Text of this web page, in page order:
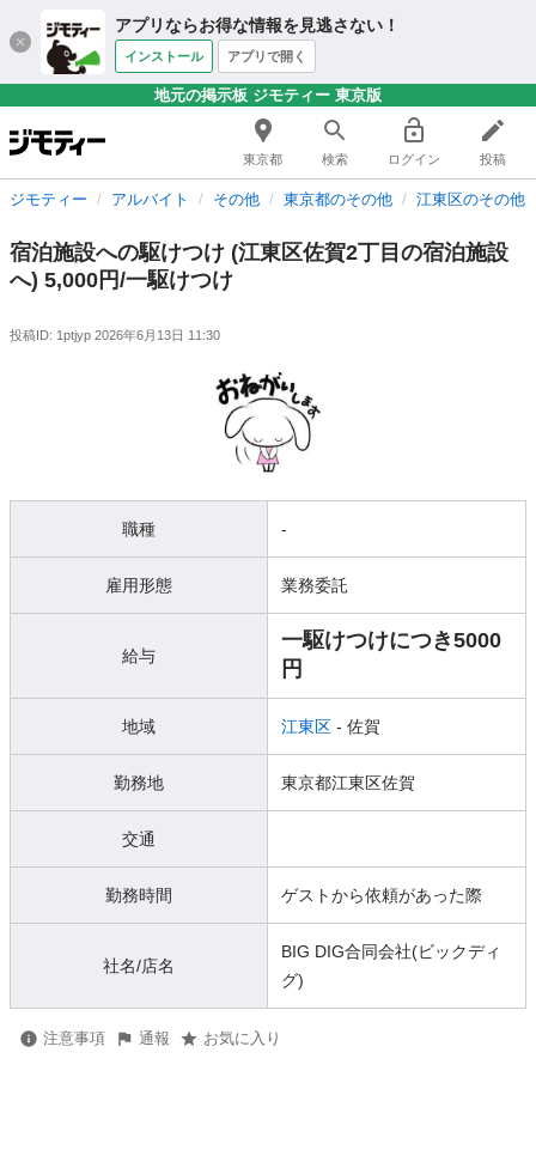
アプリならお得な情報を見逃さない！
インストール アプリで開く
地元の掲示板 ジモティー 東京版
東京都 検索 ログイン 投稿
ジモティー アルバイト その他 東京都のその他 江東区のその他
宿泊施設への駆けつけ (江東区佐賀2丁目の宿泊施設
へ) 5,000円/一駆けつけ
投稿ID: 1ptjyp 2026年6月13日 11:30
職種 -
雇用形態 業務委託
給与
一駆けつけにつき5000
円
地域 江東区 - 佐賀
勤務地 東京都江東区佐賀
交通
勤務時間 ゲストから依頼があった際
社名/店名
BIG DIG合同会社(ビックディ
グ)
注意事項 通報 お気に入り